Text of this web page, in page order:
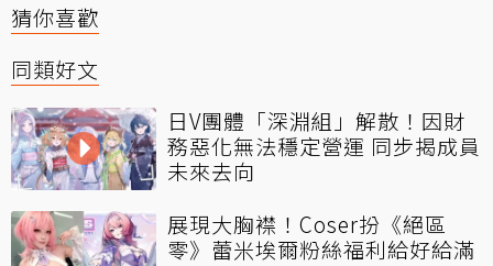
猜你喜歡
同類好文
日V團體「深淵組」解散！因財
務惡化無法穩定營運 同步揭成員
未來去向
展現大胸襟！Coser扮《絕區
零》蕾米埃爾粉絲福利給好給滿